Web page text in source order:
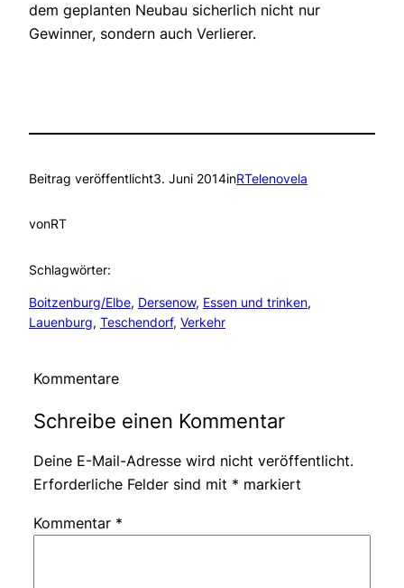
dem geplanten Neubau sicherlich nicht nur
Gewinner, sondern auch Verlierer.
Beitrag veröffentlicht3. Juni 2014inRTelenovela
vonRT
Schlagwörter:
Boitzenburg/Elbe, Dersenow, Essen und trinken
Lauenburg, Teschendorf, Verkehr
Kommentare
Schreibe einen Kommentar
Deine E-Mail-Adresse wird nicht veröffentlicht.
Erforderliche Felder sind mit * markiert
Kommentar *